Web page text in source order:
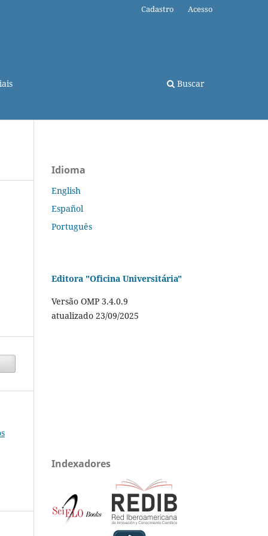
Buscar
Cadastro Acesso
Idioma
English
Español
Português
Editora "Oficina Universitária"
Versão OMP 3.4.0.9
atualizado 23/09/2025
Indexadores